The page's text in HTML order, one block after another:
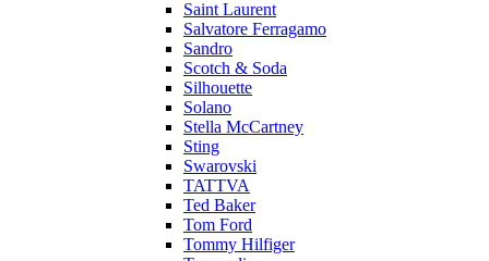
Saint Laurent
Salvatore Ferragamo
Sandro
Scotch & Soda
Silhouette
Solano
Stella McCartney
Sting
Swarovski
TATTVA
Ted Baker
Tom Ford
Tommy Hilfiger